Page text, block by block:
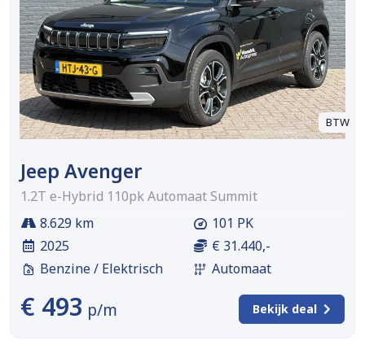
BTW
Jeep Avenger
1.2T e-Hybrid 110pk Automaat Summit
8.629 km
2025
Benzine / Elektrisch
101 PK
€ 31.440,-
Automaat
€ 493 p/m Bekijk deal